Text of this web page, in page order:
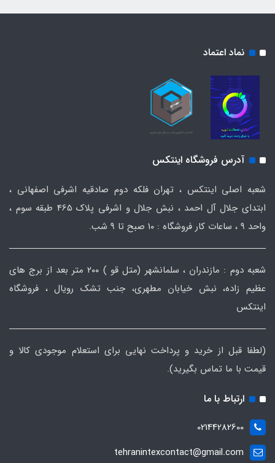
نماد اعتماد
آدرس فروشگاه اینتکس
شعبه اصلی اینتکس ، تهران فلکه دوم صادقیه اشرفی اصفهانی ،
ابتدای جلال آل احمد ، نبش جلال و اشرفی پلاک 465 طبقه سوم ،
واحد ۹ ، ساعات کار فروشگاه : ۱۰ صبح تا ۹ شب.
شعبه دوم : مازندران ، سلمانشهر (متل قو ) ۲۰۰ متر بعد از برج های
عظیم زاده، نبش خیابان مطهری، جنب تشک رویال ، فروشگاه
اینتکس
(لطفا قبل از خرید و پرداخت نهایی برای استعلام موجودی کالا و
قیمت با ما تماس بگیرید).
ارتباط با ما
02144282600
tehranintexcontact@gmail.com